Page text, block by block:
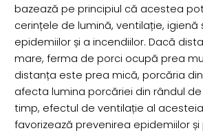
bazează pe principiul că acestea
cerințele de lumină, ventilație, igienă
epidemiilor și a incendiilor. Dacă
mare, ferma de porci ocupă prea
distanța este prea mică, porcăria
afecta lumina porcăriei din rândul de
timp, efectul de ventilație al
favorizează prevenirea epidemiilor